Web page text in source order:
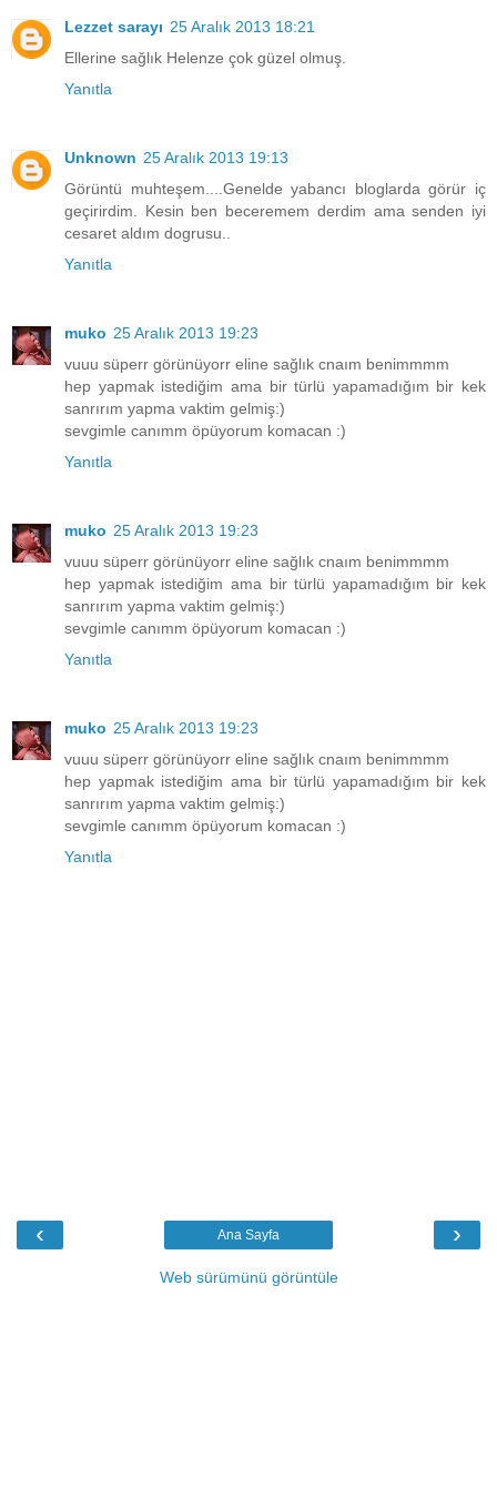
Lezzet sarayı 25 Aralık 2013 18:21
Ellerine sağlık Helenze çok güzel olmuş.
Yanıtla
Unknown 25 Aralık 2013 19:13
Görüntü muhteşem....Genelde yabancı bloglarda görür iç
geçirirdim. Kesin ben beceremem derdim ama senden iyi
cesaret aldım dogrusu..
Yanıtla
muko 25 Aralık 2013 19:23
vuuu süperr görünüyorr eline sağlık cnaım benimmmm
hep yapmak istediğim ama bir türlü yapamadığım bir kek
sanrırım yapma vaktim gelmiş:)
sevgimle canımm öpüyorum komacan :)
Yanıtla
muko 25 Aralık 2013 19:23
vuuu süperr görünüyorr eline sağlık cnaım benimmmm
hep yapmak istediğim ama bir türlü yapamadığım bir kek
sanrırım yapma vaktim gelmiş:)
sevgimle canımm öpüyorum komacan :)
Yanıtla
muko 25 Aralık 2013 19:23
vuuu süperr görünüyorr eline sağlık cnaım benimmmm
hep yapmak istediğim ama bir türlü yapamadığım bir kek
sanrırım yapma vaktim gelmiş:)
sevgimle canımm öpüyorum komacan :)
Yanıtla
‹ ›
Ana Sayfa
Web sürümünü görüntüle